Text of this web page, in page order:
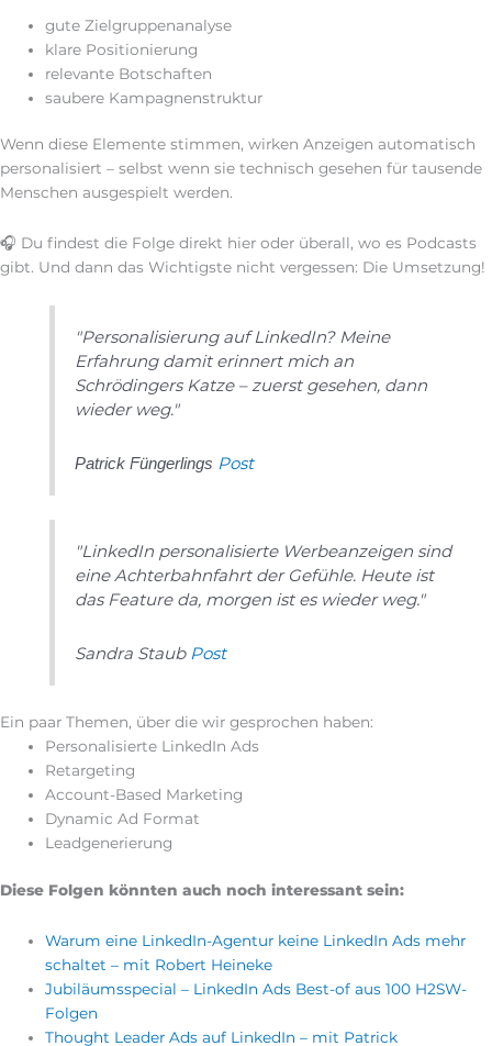
gute Zielgruppenanalyse
klare Positionierung
relevante Botschaften
saubere Kampagnenstruktur
Wenn diese Elemente stimmen, wirken Anzeigen automatisch
personalisiert – selbst wenn sie technisch gesehen für tausende
Menschen ausgespielt werden.
🎧 Du findest die Folge direkt hier oder überall, wo es Podcasts
gibt. Und dann das Wichtigste nicht vergessen: Die Umsetzung!
"Personalisierung auf LinkedIn? Meine
Erfahrung damit erinnert mich an
Schrödingers Katze – zuerst gesehen, dann
wieder weg."
Patrick Füngerlings Post
"LinkedIn personalisierte Werbeanzeigen sind
eine Achterbahnfahrt der Gefühle. Heute ist
das Feature da, morgen ist es wieder weg."
Sandra Staub Post
Ein paar Themen, über die wir gesprochen haben:
Personalisierte LinkedIn Ads
Retargeting
Account-Based Marketing
Dynamic Ad Format
Leadgenerierung
Diese Folgen könnten auch noch interessant sein:
Warum eine LinkedIn-Agentur keine LinkedIn Ads mehr
schaltet – mit Robert Heineke
Jubiläumsspecial – LinkedIn Ads Best-of aus 100 H2SW-
Folgen
Thought Leader Ads auf LinkedIn – mit Patrick